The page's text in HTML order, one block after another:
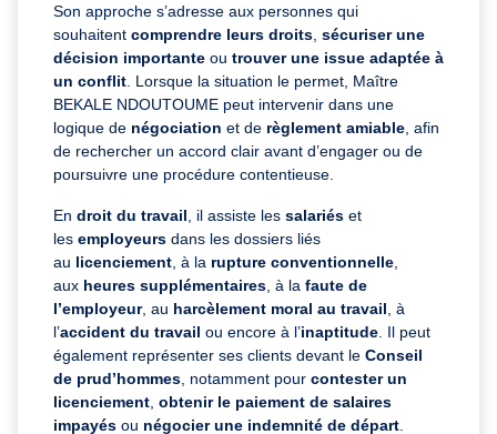
Son approche s’adresse aux personnes qui
souhaitent comprendre leurs droits sécuriser une
décision importante ou trouver une issue adaptée à
un conflit . Lorsque la situation le permet, Maître
BEKALE NDOUTOUME peut intervenir dans une
logique de négociation et de règlement amiable , afin
de rechercher un accord clair avant d’engager ou de
poursuivre une procédure contentieuse.
En droit du travail , il assiste les salariés et
les employeurs dans les dossiers liés
au licenciement , à la rupture conventionnelle
aux heures supplémentaires , à la faute de
l’employeur, au harcèlement moral au travail , à
l’accident du travail ou encore à l’inaptitude . Il peut
également représenter ses clients devant le Conseil
de prud’hommes , notamment pour contester un
licenciement obtenir le paiement de salaires
impayés ou négocier une indemnité de départ